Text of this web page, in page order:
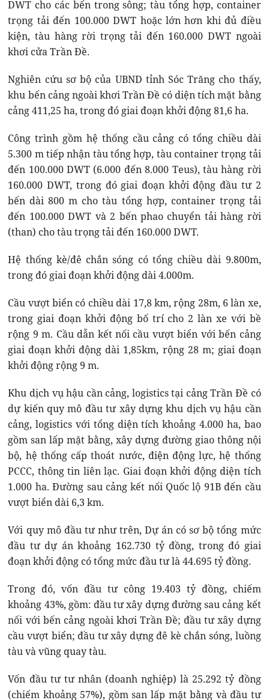
DWT cho các bến trong sông; tàu tổng hợp, container
trọng tải đến 100.000 DWT hoặc lớn hơn khi đủ điều
kiện, tàu hàng rời trọng tải đến 160.000 DWT ngoài
khơi cửa Trần Đề.
Nghiên cứu sơ bộ của UBND tỉnh Sóc Trăng cho thấy,
khu bến cảng ngoài khơi Trần Đề có diện tích mặt bằng
cảng 411,25 ha, trong đó giai đoạn khởi động 81,6 ha.
Công trình gồm hệ thống cầu cảng có tổng chiều dài
5.300 m tiếp nhận tàu tổng hợp, tàu container trọng tải
đến 100.000 DWT (6.000 đến 8.000 Teus), tàu hàng rời
160.000 DWT, trong đó giai đoạn khởi động đầu tư 2
bến dài 800 m cho tàu tổng hợp, container trọng tải
đến 100.000 DWT và 2 bến phao chuyển tải hàng rời
(than) cho tàu trọng tải đến 160.000 DWT.
Hệ thống kè/đê chắn sóng có tổng chiều dài 9.800m,
trong đó giai đoạn khởi động dài 4.000m.
Cầu vượt biển có chiều dài 17,8 km, rộng 28m, 6 làn xe,
trong giai đoạn khởi động bố trí cho 2 làn xe với bề
rộng 9 m. Cầu dẫn kết nối cầu vượt biển với bến cảng
giai đoạn khởi động dài 1,85km, rộng 28 m; giai đoạn
khởi động rộng 9 m.
Khu dịch vụ hậu cần cảng, logistics tại cảng Trần Đề có
dự kiến quy mô đầu tư xây dựng khu dịch vụ hậu cần
cảng, logistics với tổng diện tích khoảng 4.000 ha, bao
gồm san lấp mặt bằng, xây dựng đường giao thông nội
bộ, hệ thống cấp thoát nước, điện động lực, hệ thống
PCCC, thông tin liên lạc. Giai đoạn khởi động diện tích
1.000 ha. Đường sau cảng kết nối Quốc lộ 91B đến cầu
vượt biển dài 6,3 km.
Với quy mô đầu tư như trên, Dự án có sơ bộ tổng mức
đầu tư dự án khoảng 162.730 tỷ đồng, trong đó giai
đoạn khởi động có tổng mức đầu tư là 44.695 tỷ đồng.
Trong đó, vốn đầu tư công 19.403 tỷ đồng, chiếm
khoảng 43%, gồm: đầu tư xây dựng đường sau cảng kết
nối với bến cảng ngoài khơi Trần Đề; đầu tư xây dựng
cầu vượt biển; đầu tư xây dựng đê kè chắn sóng, luồng
tàu và vũng quay tàu.
Vốn đầu tư tư nhân (doanh nghiệp) là 25.292 tỷ đồng
(chiếm khoảng 57%), gồm san lấp mặt bằng và đầu tư